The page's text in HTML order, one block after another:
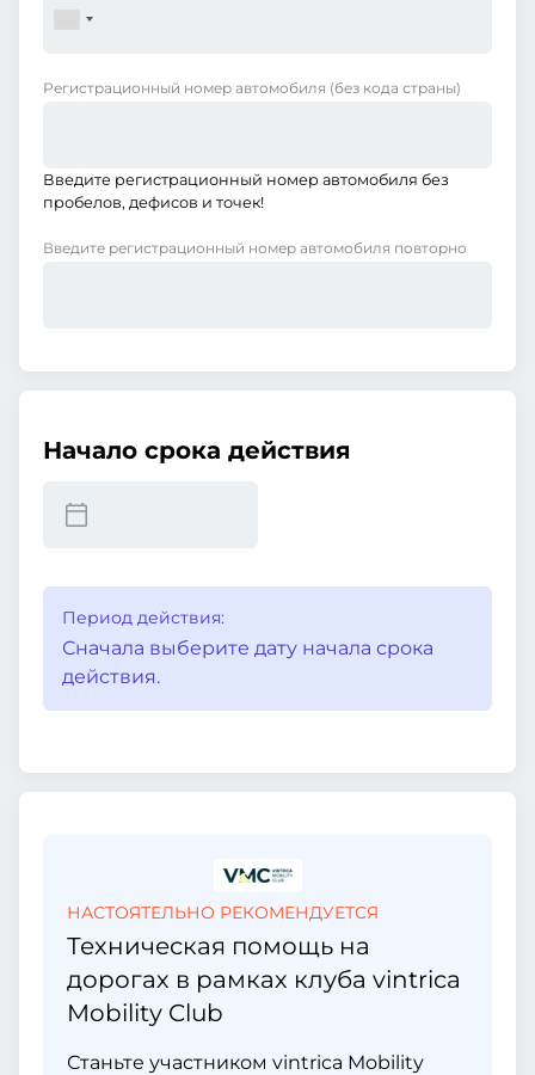
Регистрационный номер автомобиля (без кода страны)
Введите регистрационный номер автомобиля без
пробелов, дефисов и точек!
Введите регистрационный номер автомобиля повторно
Начало срока действия
Период действия:
Сначала выберите дату начала срока
действия.
НАСТОЯТЕЛЬНО РЕКОМЕНДУЕТСЯ
Техническая помощь на
дорогах в рамках клуба vintrica
Mobility Club
Станьте участником vintrica Mobility